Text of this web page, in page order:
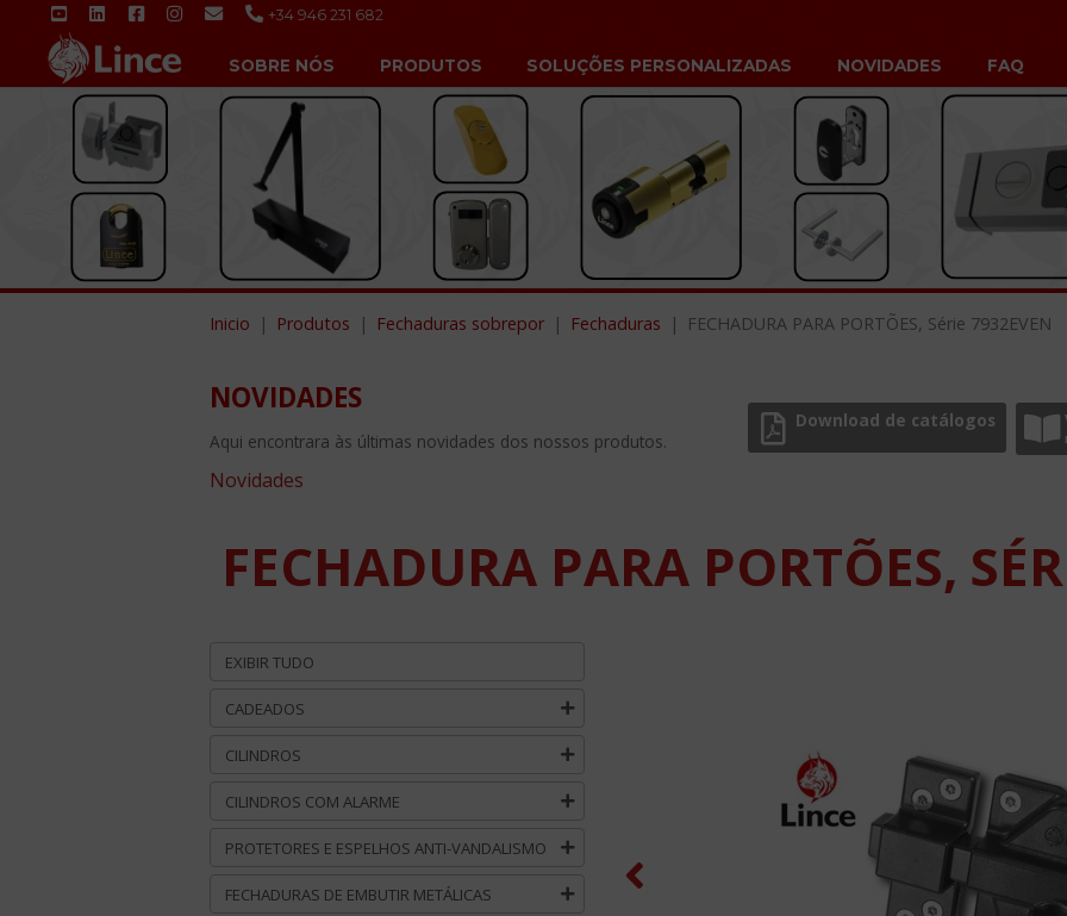
+34 946 231 682
SOBRE NÓS PRODUTOS SOLUÇÕES PERSONALIZADAS NOVIDADES FAQ
Inicio Produtos Fechaduras sobrepor Fechaduras FECHADURA PARA PORTÕES, Série 7932EVEN
NOVIDADES
Aqui encontrara às últimas novidades dos nossos produtos.
Novidades
Download de catálogos
FECHADURA PARA PORTÕES,
EXIBIR TUDO
CADEADOS
CILINDROS
CILINDROS COM ALARME
PROTETORES E ESPELHOS ANTI-VANDALISMO
FECHADURAS DE EMBUTIR METÁLICAS